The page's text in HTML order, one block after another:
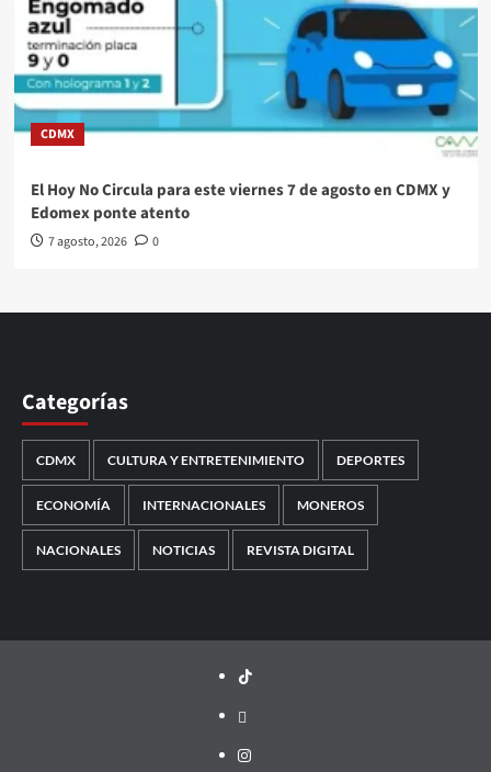
CDMX
El Hoy No Circula para este viernes 7 de agosto en CDMX y
Edomex ponte atento
7 agosto, 2026 0
Categorías
CDMX CULTURA Y ENTRETENIMIENTO DEPORTES
ECONOMÍA INTERNACIONALES MONEROS
NACIONALES NOTICIAS REVISTA DIGITAL
TikTok
threads
Instagram